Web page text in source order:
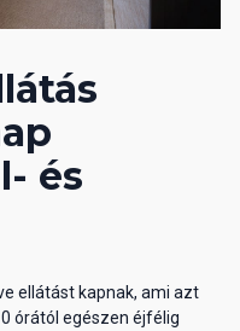
és
ellátást kapnak, ami azt
órától egészen éjfélig